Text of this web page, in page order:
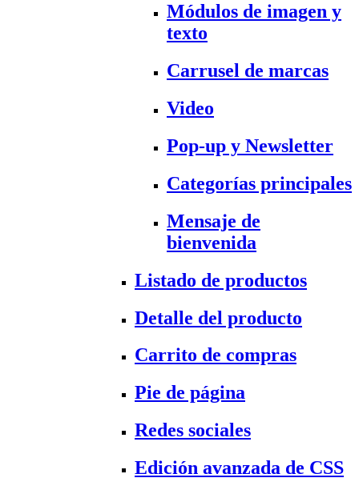
Módulos de imagen y
texto
Carrusel de marcas
Video
Pop-up y Newsletter
Categorías principales
Mensaje de
bienvenida
Listado de productos
Detalle del producto
Carrito de compras
Pie de página
Redes sociales
Edición avanzada de CSS